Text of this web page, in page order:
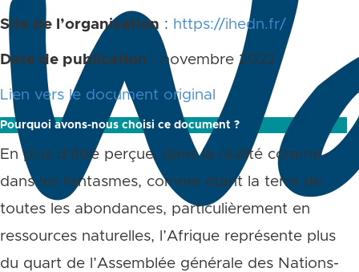
Site de l’organisation : https://ihedn.fr/
Date de publication : novembre 2022
Lien vers le document original
Pourquoi avons-nous choisi ce document ?
En plus d’être perçue, dans la réalité comme
dans les fantasmes, comme étant la terre de
toutes les abondances, particulièrement en
ressources naturelles, l’Afrique représente plus
du quart de l’Assemblée générale des Nations-